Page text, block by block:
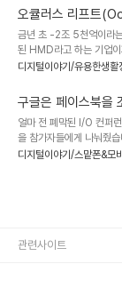
다 정..
Full HD 보다 높은 고해
트폰에 적용할 확실한 이
리프트로 알려진 Dive,
라서 많은 이들이 접하지
위기를 볼 때 곧 보편적 사
대표되는 HMD(Head ..
오큘러스 리프트
요?
금년 초 -2조 5천억이라
된 HMD라고 하는 기업
(Oculus Rift). 얼마 전엔
(Cardboard)를 참가자들
었습니다. 저도 그 내용을
스북을 조롱한거야~! 그
시험 삼아 만들어 보기도
본 결과... 오~ 정말 이거
디지털이야기/유용한생활
구글은 페이스북을
얼마 전 폐막된 I/O 컨퍼
을 참가자들에게 나눠줬
리프트(Oculus Rift)와
예상되는 오큘러스리프트
디지털이야기/스맡폰&모
관련사이트